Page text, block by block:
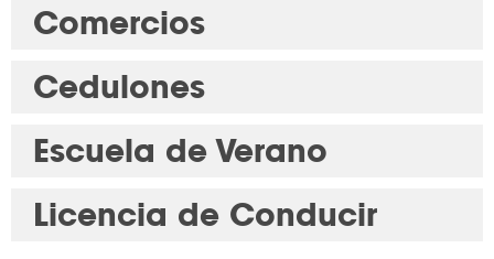
Comercios
Cedulones
Escuela de Verano
Licencia de Conducir